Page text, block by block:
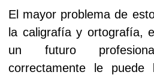
El mayor problema de
la caligrafía y ortografía,
un futuro
correctamente le